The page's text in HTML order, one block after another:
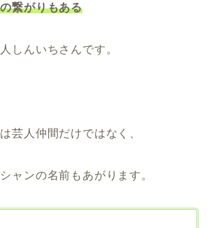
繋がりもある
しんいちさんです。
芸人仲間だけではなく、
ャンの名前もあがります。